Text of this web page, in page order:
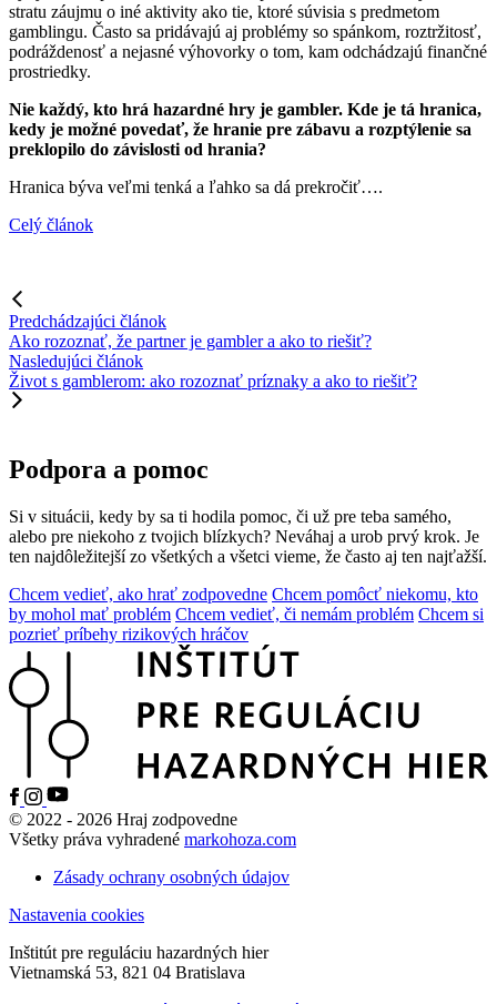
stratu záujmu o iné aktivity ako tie, ktoré súvisia s predmetom
gamblingu. Často sa pridávajú aj problémy so spánkom, roztržitosť,
podráždenosť a nejasné výhovorky o tom, kam odchádzajú finančné
prostriedky.
Nie každý, kto hrá hazardné hry je gambler. Kde je tá hranica,
kedy je možné povedať, že hranie pre zábavu a rozptýlenie sa
preklopilo do závislosti od hrania?
Hranica býva veľmi tenká a ľahko sa dá prekročiť….
Celý článok
Predchádzajúci článok
Ako rozoznať, že partner je gambler a ako to riešiť?
Nasledujúci článok
Život s gamblerom: ako rozoznať príznaky a ako to riešiť?
Podpora a pomoc
Si v situácii, kedy by sa ti hodila pomoc, či už pre teba samého,
alebo pre niekoho z tvojich blízkych? Neváhaj a urob prvý krok. Je
ten najdôležitejší zo všetkých a všetci vieme, že často aj ten najťažší.
Chcem vedieť, ako hrať zodpovedne Chcem pomôcť niekomu, kto
by mohol mať problém Chcem vedieť, či nemám problém Chcem si
pozrieť príbehy rizikových hráčov
© 2022 - 2026 Hraj zodpovedne
Všetky práva vyhradené markohoza.com
Zásady ochrany osobných údajov
Nastavenia cookies
Inštitút pre reguláciu hazardných hier
Vietnamská 53, 821 04 Bratislava